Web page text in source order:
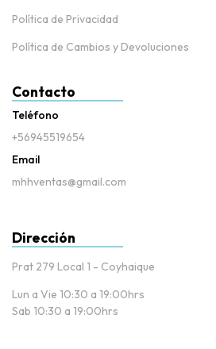
Política de Privacidad
Política de Cambios y Devoluciones
Contacto
Teléfono
+56945519654
Email
mhhventas@gmail.com
Dirección
Prat 279 Local 1 - Coyhaique
Lun a Vie 10:30 a 19:00hrs
Sab 10:30 a 19:00hrs